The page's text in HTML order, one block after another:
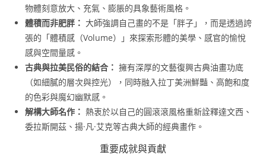
物體刻意放大、充氣、膨脹的具象藝術風格。
體積而非肥胖： 大師強調自己畫的不是「胖子」，而是透過誇
張的「體積感（Volume）」來探索形體的美學、感官的愉悅
感與空間量感。
古典與拉美民俗的結合： 擁有深厚的文藝復興古典油畫功底
（如細膩的層次與控光），同時融入拉丁美洲鮮豔、高飽和度
的色彩與魔幻幽默感。
解構大師名作： 熱衷於以自己的圓滾滾風格重新詮釋達文西、
委拉斯開茲、揚·凡·艾克等古典大師的經典畫作。
重要成就與貢獻